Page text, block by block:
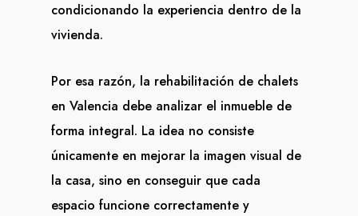
condicionando la experiencia dentro de la
vivienda.
Por esa razón, la rehabilitación de chalets
en Valencia debe analizar el inmueble de
forma integral. La idea no consiste
únicamente en mejorar la imagen visual de
la casa, sino en conseguir que cada
espacio funcione correctamente y